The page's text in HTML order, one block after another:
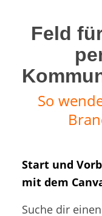
Feld
So
Start und
mit dem
Suche dir